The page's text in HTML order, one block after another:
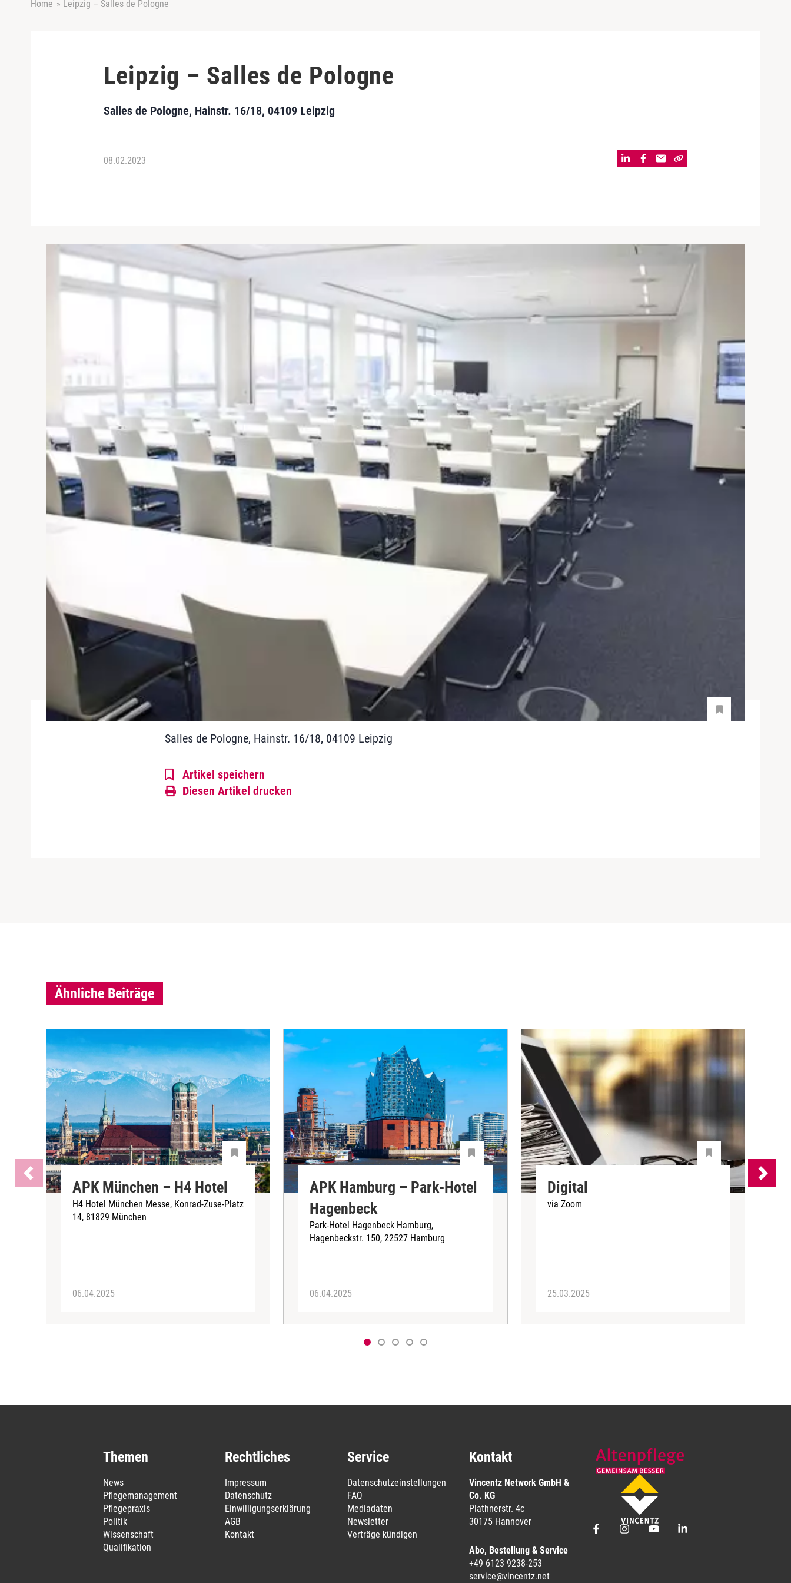
Home » Leipzig – Salles de Pologne
Leipzig – Salles de Pologne
Salles de Pologne, Hainstr. 16/18, 04109 Leipzig
08.02.2023
Salles de Pologne, Hainstr. 16/18, 04109 Leipzig
Artikel speichern
Diesen Artikel drucken
Ähnliche Beiträge
APK München – H4 Hotel
H4 Hotel München Messe, Konrad-Zuse-Platz
14, 81829 München
06.04.2025
APK Hamburg – Park-Hotel
Hagenbeck
Park-Hotel Hagenbeck Hamburg,
Hagenbeckstr. 150, 22527 Hamburg
06.04.2025
Digital
via Zoom
25.03.2025
Themen
News
Pflegemanagement
Pflegepraxis
Politik
Wissenschaft
Qualifikation
Rechtliches
Impressum
Datenschutz
Einwilligungserklärung
AGB
Kontakt
Service
Datenschutzeinstellungen
FAQ
Mediadaten
Newsletter
Verträge kündigen
Kontakt
Vincentz Network GmbH &
Co. KG
Plathnerstr. 4c
30175 Hannover
Abo, Bestellung & Service
+49 6123 9238-253
service@vincentz.net